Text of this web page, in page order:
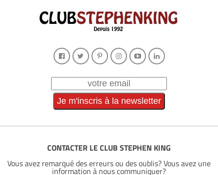
CONTACTER LE CLUB STEPHEN KING
Vous avez remarqué des erreurs ou des oublis? Vous avez une
information à nous communiquer?